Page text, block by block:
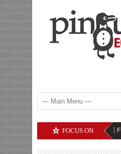
FOCUS ON
– LE PROSPETTIVE FUTURE